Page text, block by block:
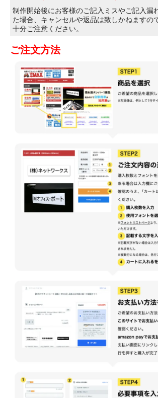
制作開始後にお客様のご記入ミスやご記入漏
た場合、キャンセルや返品は致しかねますの
十分ご注意ください。
ご注文方法